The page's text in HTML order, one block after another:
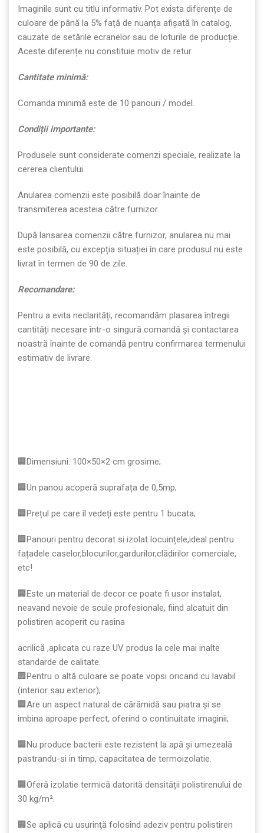
Imaginile sunt cu titlu informativ. Pot exista diferențe de
culoare de până la 5% față de nuanța afișată în catalog,
cauzate de setările ecranelor sau de loturile de producție.
Aceste diferențe nu constituie motiv de retur.
Cantitate minimă:
Comanda minimă este de 10 panouri / model.
Condiții importante:
Produsele sunt considerate comenzi speciale, realizate la
cererea clientului.
Anularea comenzii este posibilă doar înainte de
transmiterea acesteia către furnizor.
După lansarea comenzii către furnizor, anularea nu mai
este posibilă, cu excepția situației în care produsul nu este
livrat în termen de 90 de zile.
Recomandare:
Pentru a evita neclarități, recomandăm plasarea întregii
cantități necesare într-o singură comandă și contactarea
noastră înainte de comandă pentru confirmarea termenului
estimativ de livrare.
🏢Dimensiuni: 100×50×2 cm grosime;
🏢Un panou acoperă suprafața de 0,5mp;
🏢Prețul pe care îl vedeți este pentru 1 bucata;
🏢Panouri pentru decorat si izolat locuințele,ideal pentru
fațadele caselor,blocurilor,gardurilor,clădirilor comerciale,
etc!
🏢Este un material de decor ce poate fi usor instalat,
neavand nevoie de scule profesionale, fiind alcatuit din
polistiren acoperit cu rasina
acrilică ,aplicata cu raze UV produs la cele mai inalte
standarde de calitate.
🏢Pentru o altă culoare se poate vopsi oricand cu lavabil
(interior sau exterior);
🏢Are un aspect natural de cărămidă sau piatra și se
imbina aproape perfect, oferind o continuitate imaginii;
🏢Nu produce bacterii este rezistent la apă şi umezeală
pastrandu-si in timp, capacitatea de termoizolatie.
🏢Oferă izolatie termică datorită densității polistirenului de
30 kg/m².
🏢Se aplică cu usurinţă folosind adeziv pentru polistiren